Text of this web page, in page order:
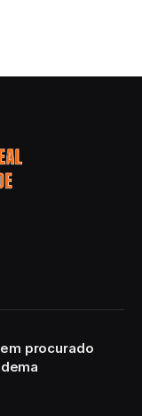
procurado